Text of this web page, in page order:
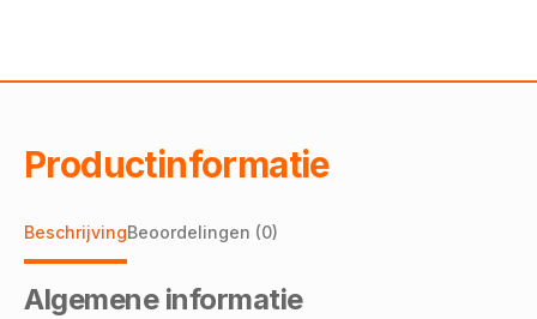
Productinformatie
BeschrijvingBeoordelingen (0)
Algemene informatie